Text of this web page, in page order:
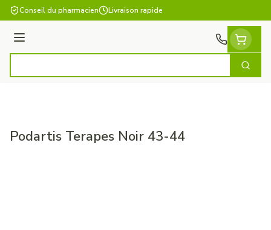
Aller au contenu
Conseil du pharmacien Livraison rapide
Menu
Podartis Terapes Noir 43-44